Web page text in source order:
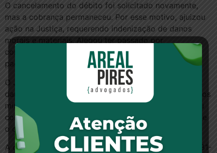
O cancelamento do débito foi solicitado novamente,
mas a cobrança permaneceu. Por esse motivo, ajuizou
ação na Justiça, requerendo indenização de danos
morais e materiais. Alegou ter passado por
constrangimento, mesmo diante da comprovação do
pagamento.
O Juízo da 17ª Vara Cível de Fortaleza reconheceu os
danos morais e determinou o pagamento de 50 salários
mínimos. O entendimento foi o de que a empresa agiu
com negligência, afetando o crédito da cliente perante
o comércio. O dano material não ficou comprovado.
A operadora de cartões interpôs apelação (nº 0770981-